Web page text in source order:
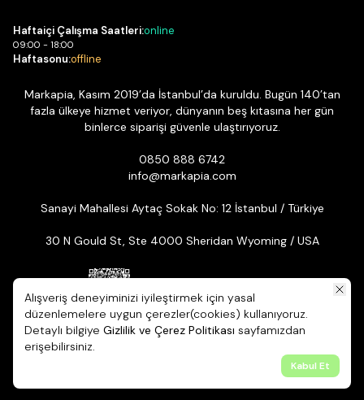
Alışveriş deneyiminizi iyileştirmek için yasal
düzenlemelere uygun çerezler(cookies) kullanıyoruz.
Detaylı bilgiye Gizlilik ve Çerez Politikası sayfamızdan
erişebilirsiniz.
Kabul Et
Haftaiçi Çalışma Saatleri:online
09:00 - 18:00
Haftasonu:offline
Markapia, Kasım 2019’da İstanbul’da kuruldu. Bugün 140’tan
fazla ülkeye hizmet veriyor, dünyanın beş kıtasına her gün
binlerce siparişi güvenle ulaştırıyoruz.
0850 888 6742
info@markapia.com
Sanayi Mahallesi Aytaç Sokak No: 12 İstanbul / Türkiye
30 N Gould St, Ste 4000 Sheridan Wyoming / USA
© 2026 Markapia | Tüm Hakları Saklıdır. ikas E-ticaret Altyapısıyla